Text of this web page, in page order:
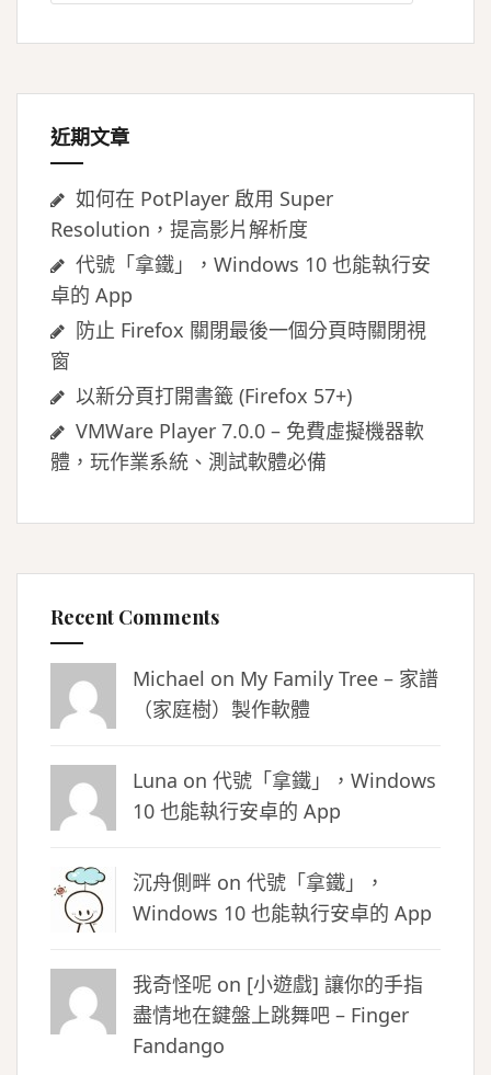
鍵
近期文章
如何在 PotPlayer 啟用 Super
Resolution，提高影片解析度
代號「拿鐵」，Windows 10 也能執行安
卓的 App
防止 Firefox 關閉最後一個分頁時關閉視
窗
以新分頁打開書籤 (Firefox 57+)
VMWare Player 7.0.0 – 免費虛擬機器軟
體，玩作業系統、測試軟體必備
Recent Comments
Michael on My Family Tree – 家譜
（家庭樹）製作軟體
Luna on 代號「拿鐵」，Windows
10 也能執行安卓的 App
沉舟側畔 on 代號「拿鐵」，
Windows 10 也能執行安卓的 App
我奇怪呢 on [小遊戲] 讓你的手指
盡情地在鍵盤上跳舞吧 – Finger
Fandango